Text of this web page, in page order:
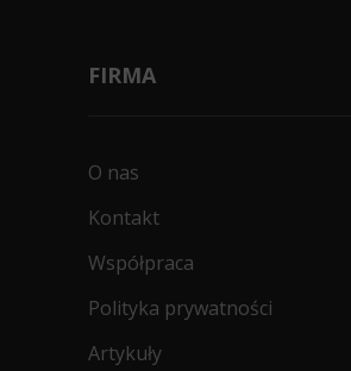
FIRMA
O nas
Kontakt
Współpraca
Polityka prywatności
Artykuły